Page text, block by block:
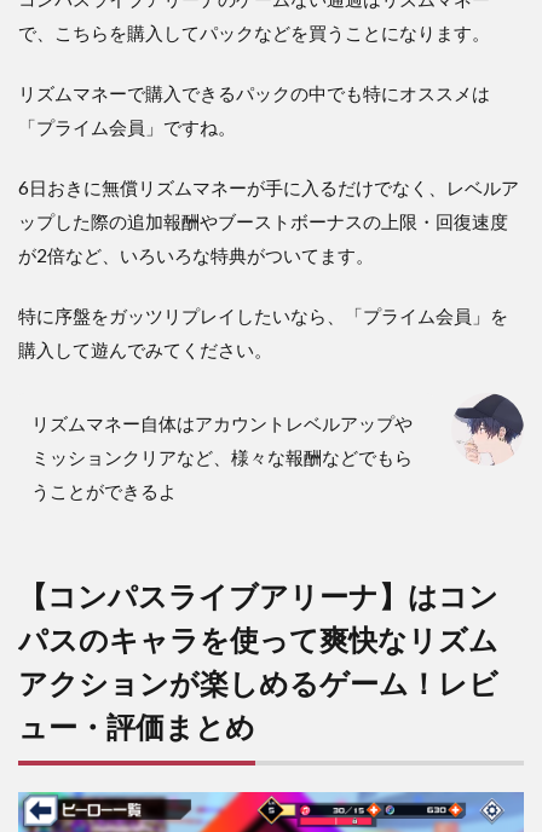
で、こちらを購入してパックなどを買うことになります。
リズムマネーで購入できるパックの中でも特にオススメは
「プライム会員」ですね。
6日おきに無償リズムマネーが手に入るだけでなく、レベルア
ップした際の追加報酬やブーストボーナスの上限・回復速度
が2倍など、いろいろな特典がついてます。
特に序盤をガッツリプレイしたいなら、「プライム会員」を
購入して遊んでみてください。
リズムマネー自体はアカウントレベルアップや
ミッションクリアなど、様々な報酬などでもら
うことができるよ
【コンパスライブアリーナ】はコン
パスのキャラを使って爽快なリズム
アクションが楽しめるゲーム！レビ
ュー・評価まとめ